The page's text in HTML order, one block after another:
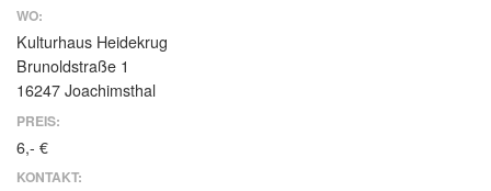
WO:
Kulturhaus Heidekrug
Brunoldstraße 1
16247 Joachimsthal
PREIS:
6,- €
KONTAKT: